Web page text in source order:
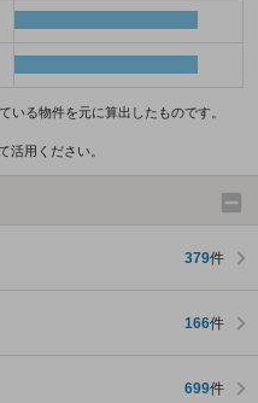
いる物件を元に算出したものです。
活用ください。
379件
166件
699件